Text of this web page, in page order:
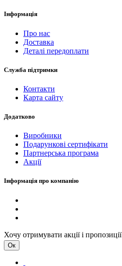
Інформація
Про нас
Доставка
Деталі передоплати
Служба підтримки
Контакти
Карта сайту
Додатково
Виробники
Подарункові сертифікати
Партнерська програма
Акції
Інформація про компанію
Хочу отримувати акції і пропозиції
Ок